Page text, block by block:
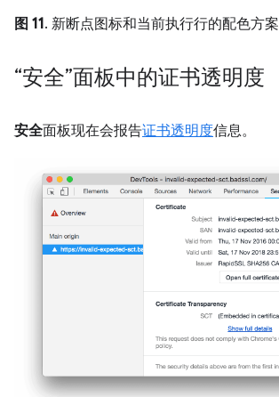
图 11. 新断点图标和当前执行行的配色方
“安全”面板中的证书透明度
安全面板现在会报告证书透明度信息。